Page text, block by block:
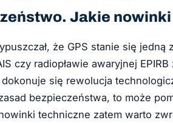
Jakie
że GPS stanie się
czy radiopławie awaryjnej
się rewolucja
bezpieczeństwa, to może
techniczne zatem warto